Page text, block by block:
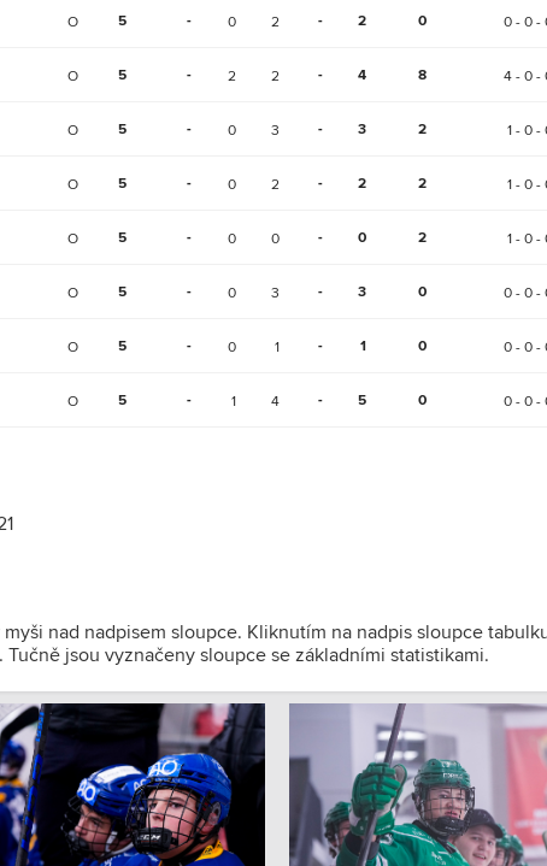
O 5 - 0 2 - 2 0 0 - 0 -
O 5 - 2 2 - 4 8 4 - 0 -
O 5 - 0 3 - 3 2 1 - 0 -
O 5 - 0 2 - 2 2 1 - 0 -
O 5 - 0 0 - 0 2 1 - 0 -
O 5 - 0 3 - 3 0 0 - 0 -
O 5 - 0 1 - 1 0 0 - 0 -
O 5 - 1 4 - 5 0 0 - 0 -
nad nadpisem sloupce. Kliknutím na nadpis sloupce
jsou vyznačeny sloupce se základními statistikami.